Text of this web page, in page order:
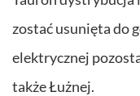
zostać usunięta do
elektrycznej
także Łużnej.